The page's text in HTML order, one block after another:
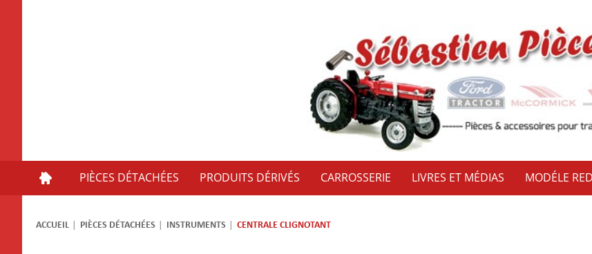
PIÈCES DÉTACHÉES PRODUITS DÉRIVÉS CARROSSERIE LIVRES ET MÉDIAS MODÉLE
ACCUEIL PIÈCES DÉTACHÉES INSTRUMENTS CENTRALE CLIGNOTANT